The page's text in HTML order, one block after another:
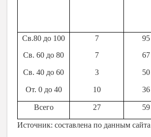
Св.80 до 100
Св. 60 до 80
Св. 40 до 60
От. 0 до 40
7
7
3
10
95
67
50
36
Всего 27 59
Источник: составлена по данным сайта